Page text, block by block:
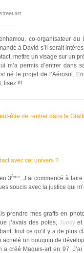
street art
co-organisateur
à David s’il serait
mettre un visage sur un
m’a permis d’entrer dans
né le projet de l’Aérosol.
lisez !!!
être de rentrer dans le
avec cet univers ?
3ème. J’ai commencé à
soucis avec la justice qui
prendre mes graffs en
j’avais des potes, Junkyet
tout ce qu’il y a de plus
un bouquin de
créé Maquis-art en 97.